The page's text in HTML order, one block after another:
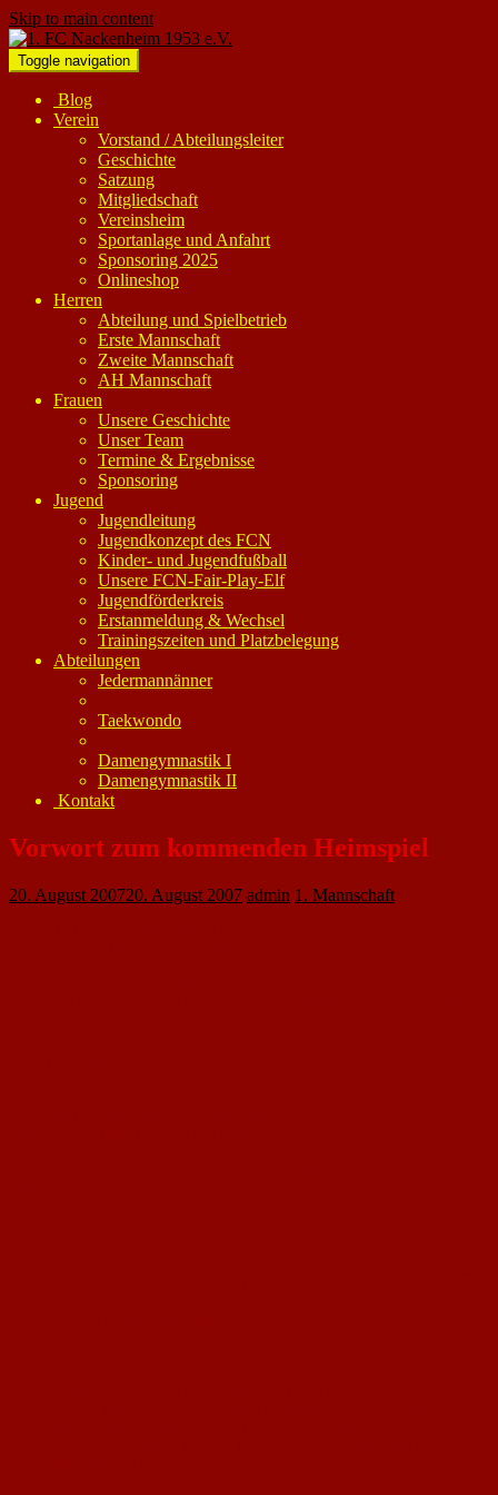
Skip to main content
Toggle navigation
Blog
Verein
Vorstand / Abteilungsleiter
Geschichte
Satzung
Mitgliedschaft
Vereinsheim
Sportanlage und Anfahrt
Sponsoring 2025
Onlineshop
Herren
Abteilung und Spielbetrieb
Erste Mannschaft
Zweite Mannschaft
AH Mannschaft
Frauen
Unsere Geschichte
Unser Team
Termine & Ergebnisse
Sponsoring
Jugend
Jugendleitung
Jugendkonzept des FCN
Kinder- und Jugendfußball
Unsere FCN-Fair-Play-Elf
Jugendförderkreis
Erstanmeldung & Wechsel
Trainingszeiten und Platzbelegung
Abteilungen
Jedermannänner
Taekwondo
Damengymnastik I
Damengymnastik II
Kontakt
Vorwort zum kommenden Heimspiel
20. August 200720. August 2007 admin 1. Mannschaft